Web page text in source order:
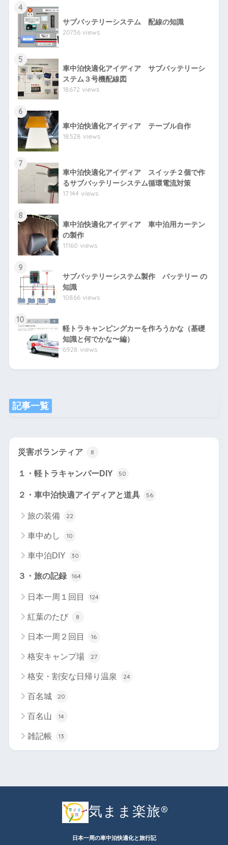
4
サブバッテリーシステム 配線の知識
20736 views
5
車中泊快適化アイディア サブバッテリーシ
ステム３号機配線図
18672 views
6
車中泊快適化アイディア テーブル自作
18528 views
7
車中泊快適化アイディア スイッチ２個で作
るサブバッテリーシステム循環電流対策
17144 views
8
車中泊快適化アイディア 車中泊用カーテン
の製作
11160 views
9
サブバッテリーシステム製作 バッテリー の
知識
10866 views
10
軽トラキャンピングカーを作ろうかな（基礎
知識と何でかな〜編）
6928 views
記事一覧
災害ボランティア 8
１・軽トラキャンパーDIY 50
２・車中泊快適アイディアと道具 56
旅の装備 22
車中めし 10
車中泊DIY 30
３・旅の記録 164
日本一周１回目 124
紅葉のたび 8
日本一周２回目 16
格安キャンプ場 27
格安・割安な日帰り温泉 24
百名城 20
百名山 14
雑記帳 13
気まま楽旅®︎
日本一周の車中泊快適化と旅行記